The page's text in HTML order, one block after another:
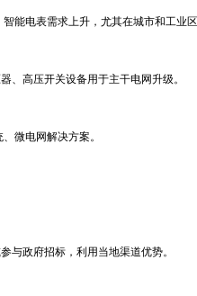
能电表需求上升，尤其在城市和工业区
、高压开关设备用于主干电网升级。
微电网解决方案。
与政府招标，利用当地渠道优势。